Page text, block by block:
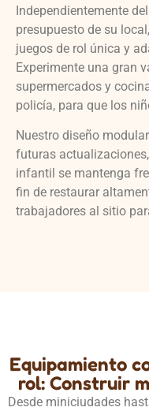
Independientemente
presupuesto de su
juegos de rol única y
Experimente una gran
supermercados y
policía, para que los
Nuestro diseño
futuras
infantil se mantenga
fin de restaurar
trabajadores al sitio
Equipamiento
rol: Construir
Desde miniciudades